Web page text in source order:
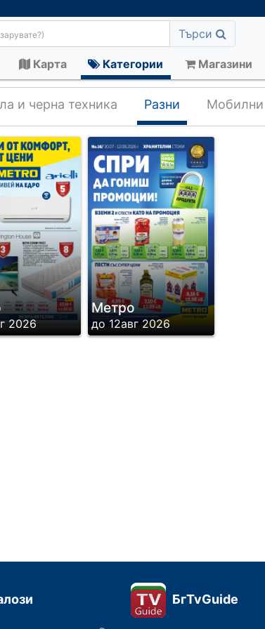
Търси
Карта Категории Магазини
и черна техника Разни Мобилни
2026
Метро
до 12авг 2026
БгTvGuide